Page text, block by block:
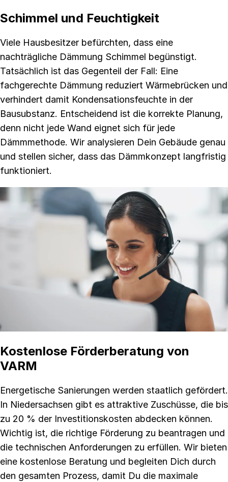
Schimmel und Feuchtigkeit
Viele Hausbesitzer befürchten, dass eine
nachträgliche Dämmung Schimmel begünstigt.
Tatsächlich ist das Gegenteil der Fall: Eine
fachgerechte Dämmung reduziert Wärmebrücken und
verhindert damit Kondensationsfeuchte in der
Bausubstanz. Entscheidend ist die korrekte Planung,
denn nicht jede Wand eignet sich für jede
Dämmmethode. Wir analysieren Dein Gebäude genau
und stellen sicher, dass das Dämmkonzept langfristig
funktioniert.
Kostenlose Förderberatung von
VARM
Energetische Sanierungen werden staatlich gefördert.
In Niedersachsen gibt es attraktive Zuschüsse, die bis
zu 20 % der Investitionskosten abdecken können.
Wichtig ist, die richtige Förderung zu beantragen und
die technischen Anforderungen zu erfüllen. Wir bieten
eine kostenlose Beratung und begleiten Dich durch
den gesamten Prozess, damit Du die maximale